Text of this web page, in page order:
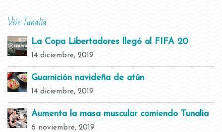
Vive Tunalia
La Copa Libertadores llegó al FIFA 20
14 diciembre, 2019
Guarnición navideña de atún
14 diciembre, 2019
Aumenta la masa muscular comiendo Tunalia
6 noviembre, 2019